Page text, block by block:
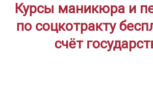
Курсы маникюра и
по соцкотракту
счёт